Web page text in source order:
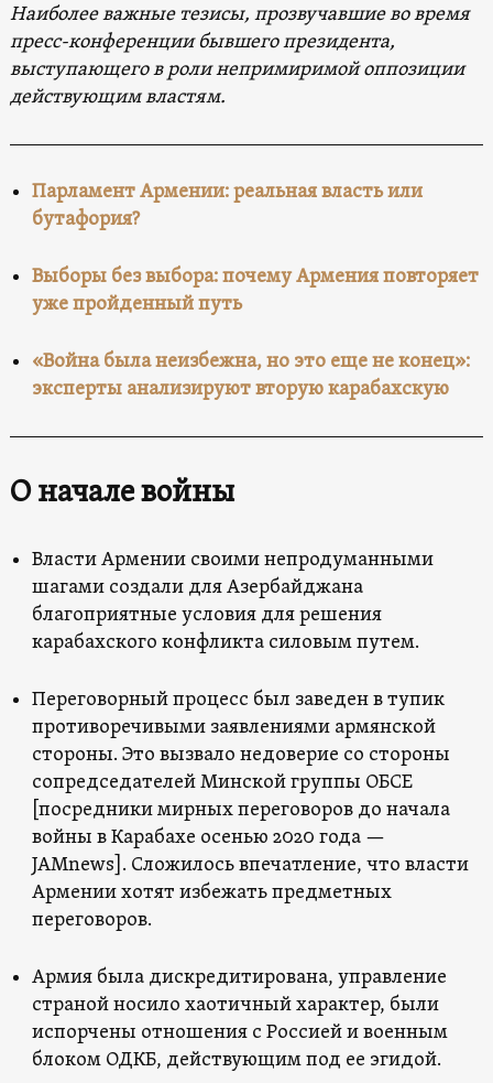
Наиболее важные тезисы, прозвучавшие во время
пресс-конференции бывшего президента,
выступающего в роли непримиримой оппозиции
действующим властям.
Парламент Армении: реальная власть или
бутафория?
Выборы без выбора: почему Армения повторяет
уже пройденный путь
«Война была неизбежна, но это еще не конец»:
эксперты анализируют вторую карабахскую
О начале войны
Власти Армении своими непродуманными
шагами создали для Азербайджана
благоприятные условия для решения
карабахского конфликта силовым путем.
Переговорный процесс был заведен в тупик
противоречивыми заявлениями армянской
стороны. Это вызвало недоверие со стороны
сопредседателей Минской группы ОБСЕ
[посредники мирных переговоров до начала
войны в Карабахе осенью 2020 года —
JAMnews]. Сложилось впечатление, что власти
Армении хотят избежать предметных
переговоров.
Армия была дискредитирована, управление
страной носило хаотичный характер, были
испорчены отношения с Россией и военным
блоком ОДКБ, действующим под ее эгидой.